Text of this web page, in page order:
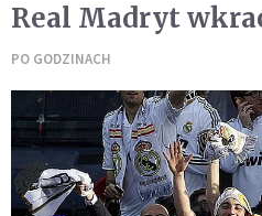
Real Madryt
PO GODZINACH